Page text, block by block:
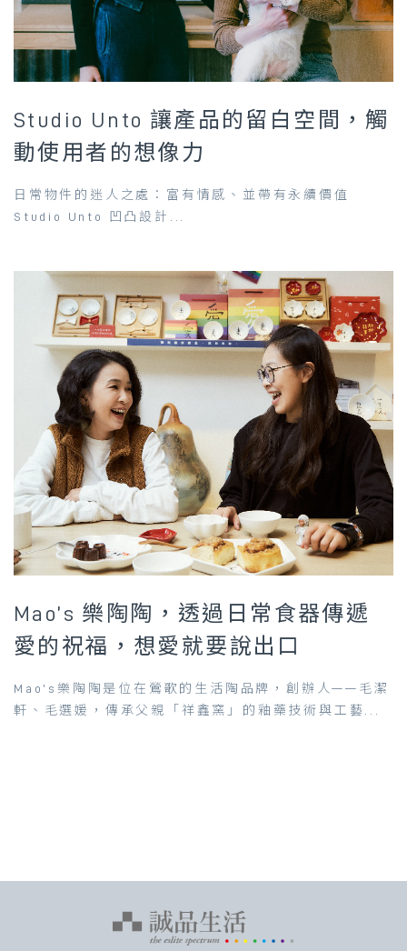
Studio Unto 讓產品的留白空間，觸
動使用者的想像力
日常物件的迷人之處：富有情感、並帶有永續價值
Studio Unto 凹凸設計...
Mao’s 樂陶陶，透過日常食器傳遞
愛的祝福，想愛就要說出口
Mao’s樂陶陶是位在鶯歌的生活陶品牌，創辦人——毛潔
軒、毛選媛，傳承父親「祥鑫窯」的釉藥技術與工藝...